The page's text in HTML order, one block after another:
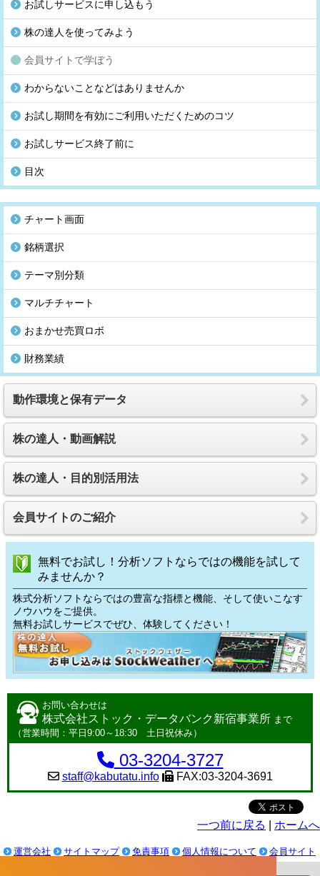
お試しサービスに申し込もう
株の達人を使ってみよう
会員サイトで学ぼう
わからないことなどはありませんか
お試し期間を有効にご利用いただくためのコツ
お試しサービス終了前に
目次
チャート画面
銘柄選択
テーマ別分類
マルチチャート
おまかせ売買ロボ
財務業績
動作環境と保有データ
株の達人・動画解説
株の達人・目的別活用法
会員サイトのご紹介
無料でお試し！分析ソフトならではの機能を試して
みませんか？
株式分析ソフトならではの豊富な指標と機能、そして使いこなす
ノウハウをご提供。
無料お試しサービスでぜひ、体験してください！
お問い合わせは
株式会社ストック・データバンク新宿事業所 まで
（営業時間：平日9:00～18:30 土日祝休み）
03-3204-3727
staff@kabutatu.info FAX:03-3204-3691
一つ前に戻る ホームへ
運営会社 サイトマップ 免責事項 個人情報について 会員サイト